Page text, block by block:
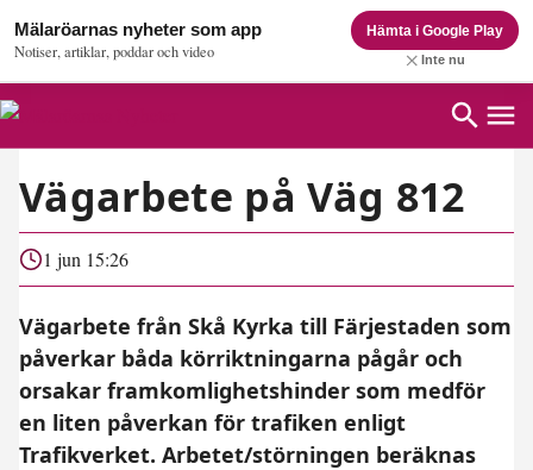
Mälaröarnas nyheter som app
Notiser, artiklar, poddar och video
Hämta i Google Play
Inte nu
Vägarbete på Väg 812
1 jun 15:26
Vägarbete från Skå Kyrka till Färjestaden som
påverkar båda körriktningarna pågår och
orsakar framkomlighetshinder som medför
en liten påverkan för trafiken enligt
Trafikverket. Arbetet/störningen beräknas